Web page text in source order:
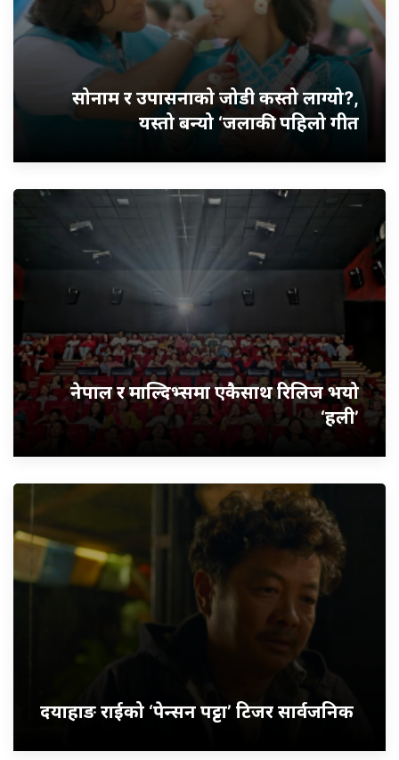
सोनाम र उपासनाको जोडी कस्तो लाग्यो?,
यस्तो बन्यो ‘जलाकी’ पहिलो गीत
नेपाल र माल्दिभ्समा एकैसाथ रिलिज भयो
‘हली’
दयाहाङ राईको ‘पेन्सन पट्टा’ टिजर सार्वजनिक